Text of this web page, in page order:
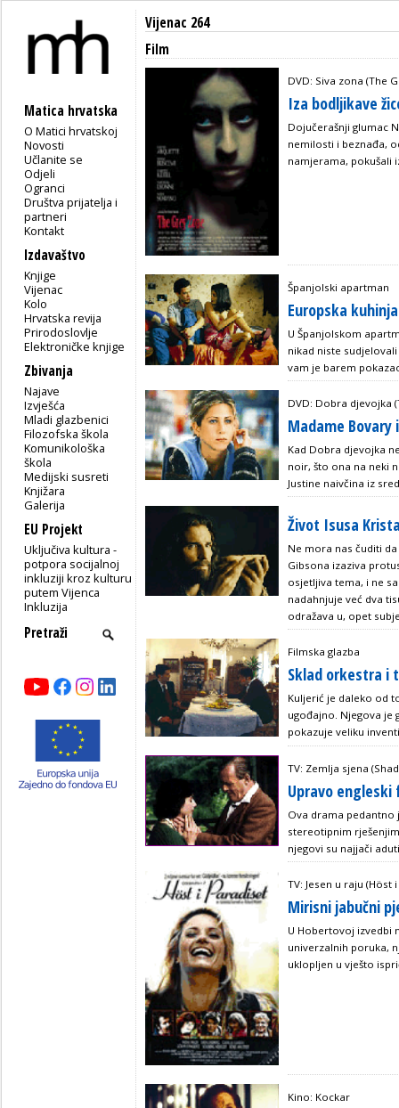
Matica hrvatska
O Matici hrvatskoj
Novosti
Učlanite se
Odjeli
Ogranci
Društva prijatelja i
partneri
Kontakt
Izdavaštvo
Knjige
Vijenac
Kolo
Hrvatska revija
Prirodoslovlje
Elektroničke knjige
Zbivanja
Najave
Izvješća
Mladi glazbenici
Filozofska škola
Komunikološka
škola
Medijski susreti
Knjižara
Galerija
EU Projekt
Uključiva kultura -
potpora socijalnoj
inkluziji kroz kulturu
putem Vijenca
Inkluzija
Vijenac 264
Film
DVD: Siva zona (The
Iza bodljikave
Dojučerašnji glumac
nemilosti i beznađa,
namjerama, pokušali
Španjolski apartman
Europska kuhinja
U Španjolskom
nikad niste
vam je barem
DVD: Dobra djevojka
Madame Bovary
Kad Dobra djevojka
noir, što ona na neki
Justine naivčina iz
Život Isusa
Ne mora nas čuditi
Gibsona izaziva
osjetljiva tema, i ne
nadahnjuje već dva
odražava u, opet
Filmska glazba
Sklad orkestra i
Kuljerić je daleko od
ugođajno. Njegova je
pokazuje veliku
TV: Zemlja sjena
Upravo engleski
Ova drama
stereotipnim
njegovi su najjači aduti
TV: Jesen u raju
Mirisni jabučni
U Hobertovoj izvedbi
univerzalnih poruka,
uklopljen u vješto
Kino: Kockar